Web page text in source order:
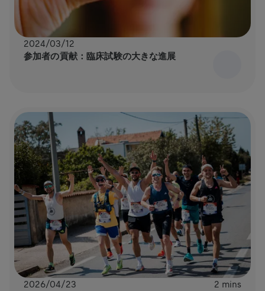
2024/03/12
参加者の貢献：臨床試験の大きな進展
2026/04/23 2 mins